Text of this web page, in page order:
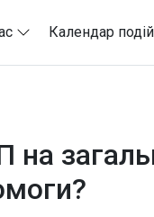
Календар подій